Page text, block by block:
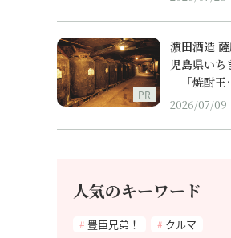
PR
濵田酒造
児島県いち
｜「焼酎
2026/07/09
人気のキーワード
豊臣兄弟！
クルマ